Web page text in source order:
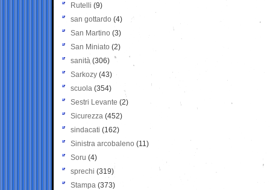
Rutelli (9)
san gottardo (4)
San Martino (3)
San Miniato (2)
sanità (306)
Sarkozy (43)
scuola (354)
Sestri Levante (2)
Sicurezza (452)
sindacati (162)
Sinistra arcobaleno (11)
Soru (4)
sprechi (319)
Stampa (373)